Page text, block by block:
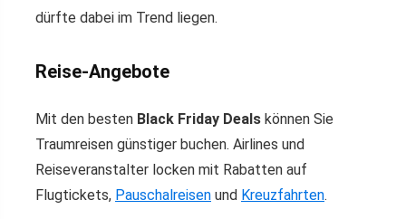
dürfte dabei im Trend liegen.
Reise-Angebote
Mit den besten Black Friday Deals können Sie
Traumreisen günstiger buchen. Airlines und
Reiseveranstalter locken mit Rabatten auf
Flugtickets, Pauschalreisen und Kreuzfahrten.